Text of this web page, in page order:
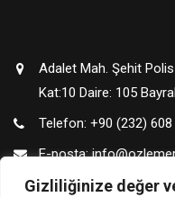
Gizliliğinize değer
Adalet Mah. Şehit
Kat:10 Daire: 105
Telefon: +90 (232) 608
E-posta: